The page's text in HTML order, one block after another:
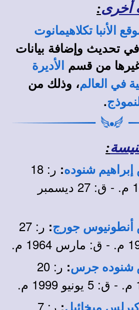
أخرى:
الأنبا تكلاهيمانوت
تحديث وإضافة بيانات
من قسم
الأديرة
في العالم، وذلك من
.
:
إبراهيم شنوده:
ر: 18
نوفمبر 1962 م. - ق: 27 ديسمبر
أنطونيوس جورج:
ر: 27
شنوده جرس:
ر: 20
: ر: 7